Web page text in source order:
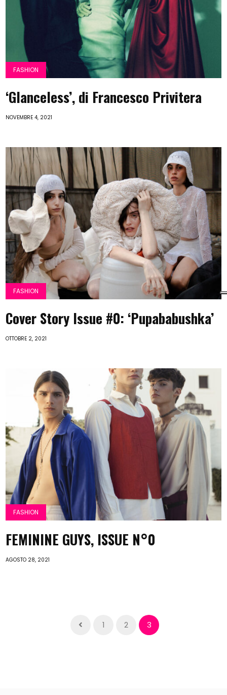
FASHION
‘Glanceless’, di Francesco Privitera
NOVEMBRE 4, 2021
FASHION
Cover Story Issue #0: ‘Pupababushka’
OTTOBRE 2, 2021
FASHION
FEMININE GUYS, ISSUE N°0
AGOSTO 28, 2021
1 2 3